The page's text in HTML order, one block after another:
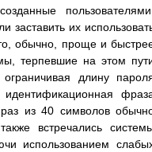
пользователями.
их
обычно, проще и
терпевшие на этом
длину
из 40 символов
встречались
использованием